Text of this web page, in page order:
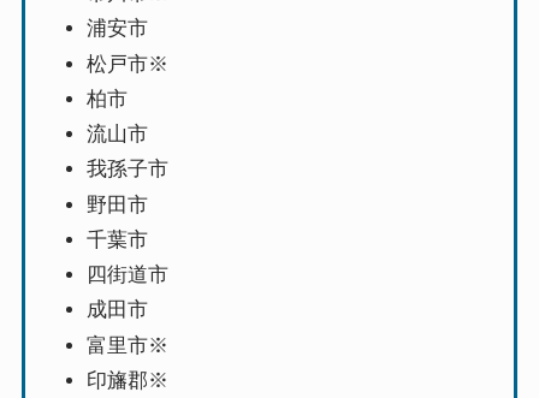
浦安市
松戸市※
柏市
流山市
我孫子市
野田市
千葉市
四街道市
成田市
富里市※
印旛郡※